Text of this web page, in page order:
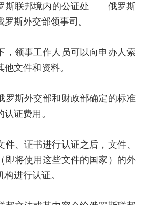
斯联邦境内的公证处――俄罗斯
斯外交部领事司。
领事工作人员可以向申办人索
文件和资料。
斯外交部和财政部确定的标准
证费用。
、证书进行认证之后，文件、
即将使用这些文件的国家）的外
进行认证。